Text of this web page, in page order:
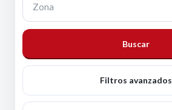
Zona
Buscar
Filtros avanzados